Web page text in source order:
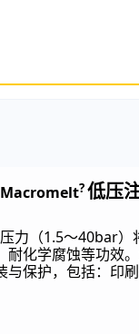
Macromelt?低压
力（1.5～40bar）
化学腐蚀等功效
与保护，包括：印